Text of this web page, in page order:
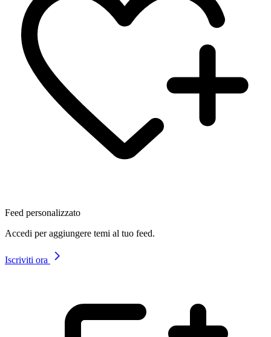
Feed personalizzato
Accedi per aggiungere temi al tuo feed.
Iscriviti ora